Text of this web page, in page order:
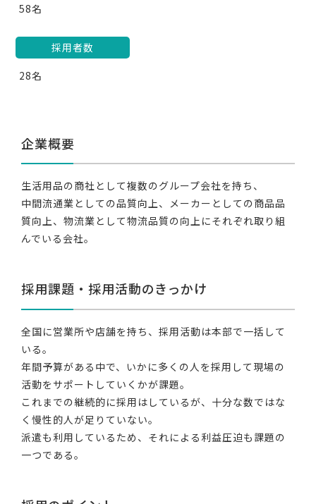
58名
採用者数
28名
企業概要
生活用品の商社として複数のグループ会社を持ち、
中間流通業としての品質向上、メーカーとしての商品品
質向上、物流業として物流品質の向上にそれぞれ取り組
んでいる会社。
採用課題・採用活動のきっかけ
全国に営業所や店舗を持ち、採用活動は本部で一括して
いる。
年間予算がある中で、いかに多くの人を採用して現場の
活動をサポートしていくかが課題。
これまでの継続的に採用はしているが、十分な数ではな
く慢性的人が足りていない。
派遣も利用しているため、それによる利益圧迫も課題の
一つである。